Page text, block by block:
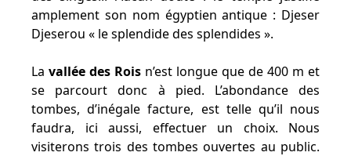
amplement son nom égyptien antique : Djeser
Djeserou « le splendide des splendides ».
La vallée des Rois n’est longue que de 400 m et
se parcourt donc à pied. L’abondance des
tombes, d’inégale facture, est telle qu’il nous
faudra, ici aussi, effectuer un choix. Nous
visiterons trois des tombes ouvertes au public.